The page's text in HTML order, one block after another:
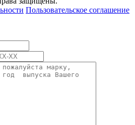
Пользовательское соглашение